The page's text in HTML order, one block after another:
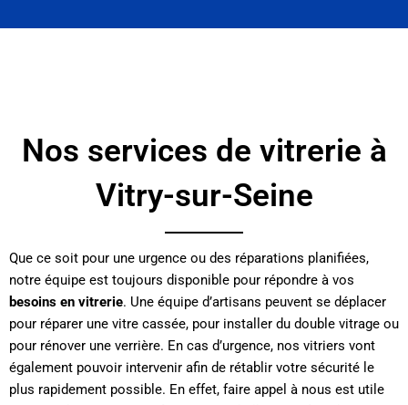
Nos services de vitrerie à
Vitry-sur-Seine
Que ce soit pour une urgence ou des réparations planifiées,
notre équipe est toujours disponible pour répondre à vos
besoins en vitrerie. Une équipe d’artisans peuvent se déplacer
pour réparer une vitre cassée, pour installer du double vitrage ou
pour rénover une verrière. En cas d’urgence, nos vitriers vont
également pouvoir intervenir afin de rétablir votre sécurité le
plus rapidement possible. En effet, faire appel à nous est utile